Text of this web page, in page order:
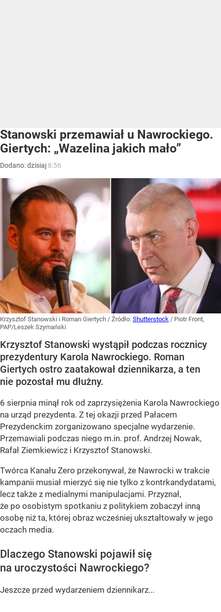
Stanowski przemawiał u Nawrockiego.
Giertych: „Wazelina jakich mało”
Dodano:dzisiaj 8:56
Krzysztof Stanowski i Roman Giertych / Źródło: Shutterstock / Piotr Front,
PAP/Leszek Szymański
Krzysztof Stanowski wystąpił podczas rocznicy
prezydentury Karola Nawrockiego. Roman
Giertych ostro zaatakował dziennikarza, a ten
nie pozostał mu dłużny.
6 sierpnia minął rok od zaprzysiężenia Karola Nawrockiego
na urząd prezydenta. Z tej okazji przed Pałacem
Prezydenckim zorganizowano specjalne wydarzenie.
Przemawiali podczas niego m.in. prof. Andrzej Nowak,
Rafał Ziemkiewicz i Krzysztof Stanowski.
Twórca Kanału Zero przekonywał, że Nawrocki w trakcie
kampanii musiał mierzyć się nie tylko z kontrkandydatami,
lecz także z medialnymi manipulacjami. Przyznał,
że po osobistym spotkaniu z politykiem zobaczył inną
osobę niż ta, której obraz wcześniej ukształtowały w jego
oczach media.
Dlaczego Stanowski pojawił się
na uroczystości Nawrockiego?
Jeszcze przed wydarzeniem dziennikarz...